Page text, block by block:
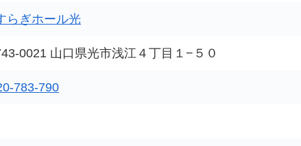
らぎホール光
0021 山口県光市浅江４丁目１−５０
783-790